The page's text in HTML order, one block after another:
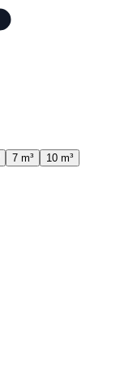
7 m³ 10 m³